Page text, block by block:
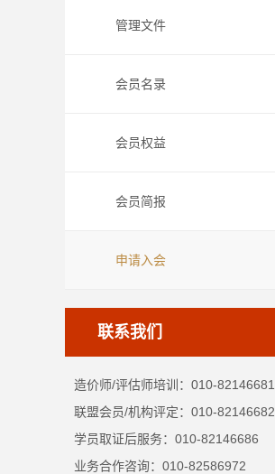
管理文件
会员名录
会员权益
会员简报
申请入会
联系我们
造价师/评估师培训：010-82146681
联盟会员/机构评定：010-82146682
学员取证后服务：010-82146686
业务合作咨询：010-82586972